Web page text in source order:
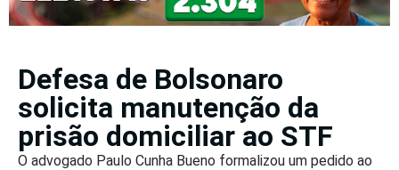
Defesa de Bolsonaro
solicita manutenção da
prisão domiciliar ao STF
O advogado Paulo Cunha Bueno formalizou um pedido ao